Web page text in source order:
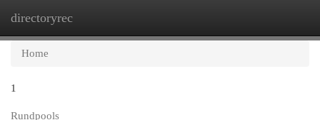
directoryrec
Home
1
Rundpools